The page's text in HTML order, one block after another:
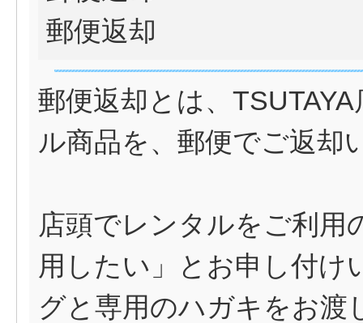
郵便返却
郵便返却とは、
ル商品を、郵便でご返却
店頭でレンタルをご利用
用したい」とお申し付け
グと専用のハガキをお渡